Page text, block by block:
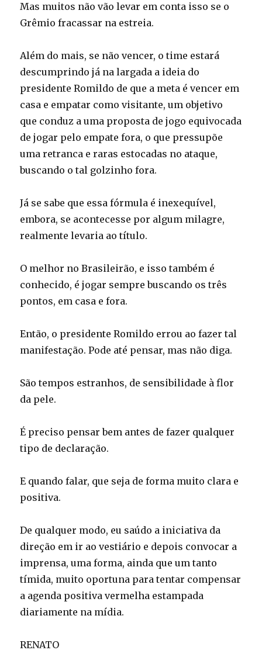
Mas muitos não vão levar em conta isso se o
Grêmio fracassar na estreia.
Além do mais, se não vencer, o time estará
descumprindo já na largada a ideia do
presidente Romildo de que a meta é vencer em
casa e empatar como visitante, um objetivo
que conduz a uma proposta de jogo equivocada
de jogar pelo empate fora, o que pressupõe
uma retranca e raras estocadas no ataque,
buscando o tal golzinho fora.
Já se sabe que essa fórmula é inexequível,
embora, se acontecesse por algum milagre,
realmente levaria ao título.
O melhor no Brasileirão, e isso também é
conhecido, é jogar sempre buscando os três
pontos, em casa e fora.
Então, o presidente Romildo errou ao fazer tal
manifestação. Pode até pensar, mas não diga.
São tempos estranhos, de sensibilidade à flor
da pele.
É preciso pensar bem antes de fazer qualquer
tipo de declaração.
E quando falar, que seja de forma muito clara e
positiva.
De qualquer modo, eu saúdo a iniciativa da
direção em ir ao vestiário e depois convocar a
imprensa, uma forma, ainda que um tanto
tímida, muito oportuna para tentar compensar
a agenda positiva vermelha estampada
diariamente na mídia.
RENATO